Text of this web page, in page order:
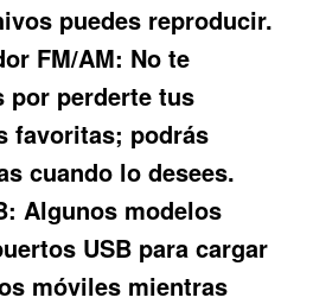
puedes reproducir.
FM/AM: No te
por perderte tus
favoritas; podrás
cuando lo desees.
Algunos modelos
USB para cargar
móviles mientras